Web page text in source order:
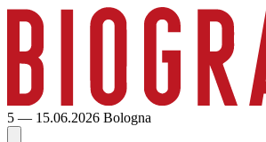
5 — 15.06.2026 Bologna